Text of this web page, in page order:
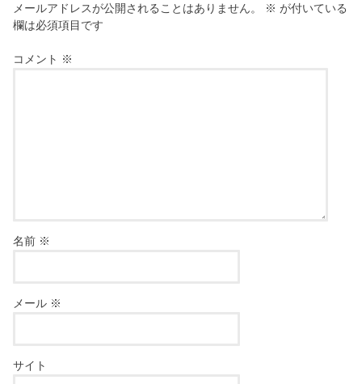
メールアドレスが公開されることはありません。 ※ が付いている
欄は必須項目です
コメント ※
名前 ※
メール ※
サイト